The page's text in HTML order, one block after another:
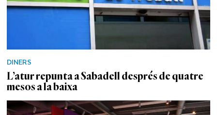
DINERS
L’atur repunta a Sabadell després de quatre
mesos a la baixa